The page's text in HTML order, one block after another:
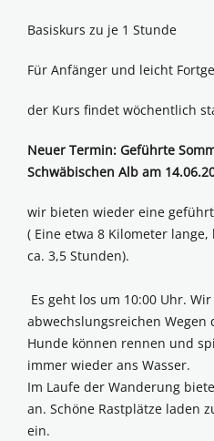
Basiskurs zu je 1 Stunde
Für Anfänger und leicht
der Kurs findet wöchentlich
Neuer Termin: Geführte
Schwäbischen Alb am
wir bieten wieder eine
( Eine etwa 8 Kilometer
ca. 3,5 Stunden).
Es geht los um 10:00 Uhr.
abwechslungsreichen Wegen
Hunde können rennen und
immer wieder ans Wasser.
Im Laufe der Wanderung
an. Schöne Rastplätze laden
ein.